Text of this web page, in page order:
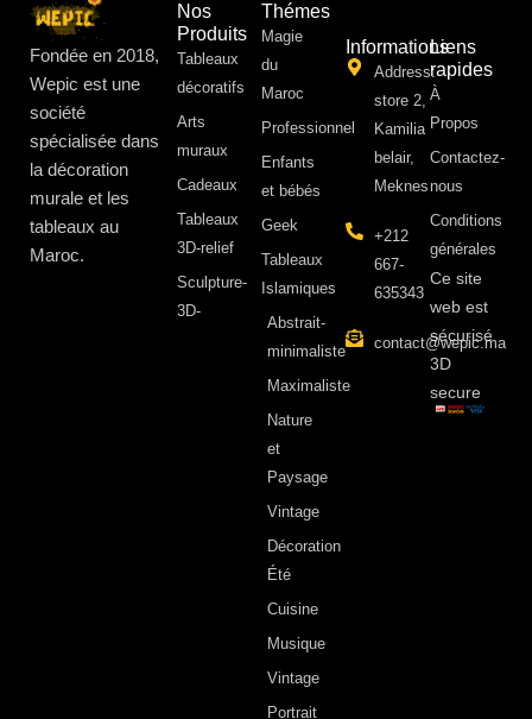
Fondée en 2018,
Wepic est une
société
spécialisée dans
la décoration
murale et les
tableaux au
Maroc.
Nos
Produits
Tableaux
décoratifs
Arts
muraux
Cadeaux
Tableaux
3D-relief
Sculpture-
3D-
Thémes
Magie
du
Maroc
Professionnel
Enfants
et bébés
Geek
Tableaux
Islamiques
Abstrait-
minimaliste
Maximaliste
Nature
et
Paysage
Vintage
Décoration
Été
Cuisine
Musique
Vintage
Portrait
Informations
Address:
store 2,
Kamilia
belair,
Meknes
+212
667-
635343
contact@wepic.ma
Liens
rapides
À
Propos ​
Contactez-
nous
Conditions
générales
Ce site
web est
sécurisé
3D
secure